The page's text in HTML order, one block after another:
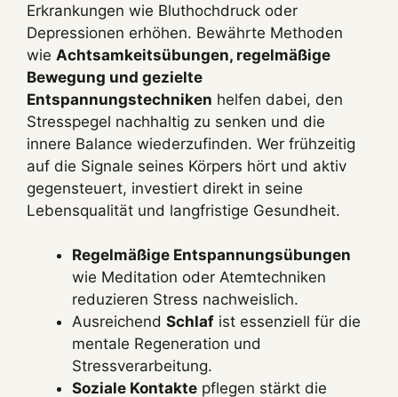
Erkrankungen wie Bluthochdruck oder
Depressionen erhöhen. Bewährte Methoden
wie Achtsamkeitsübungen, regelmäßige
Bewegung und gezielte
Entspannungstechniken helfen dabei, den
Stresspegel nachhaltig zu senken und die
innere Balance wiederzufinden. Wer frühzeitig
auf die Signale seines Körpers hört und aktiv
gegensteuert, investiert direkt in seine
Lebensqualität und langfristige Gesundheit.
Regelmäßige Entspannungsübungen
wie Meditation oder Atemtechniken
reduzieren Stress nachweislich.
Ausreichend Schlaf ist essenziell für die
mentale Regeneration und
Stressverarbeitung.
Soziale Kontakte pflegen stärkt die